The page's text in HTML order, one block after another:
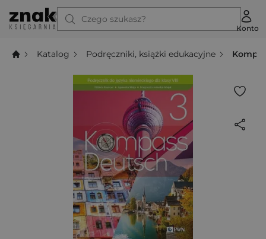
Czego szukasz?
Konto
Katalog Podręczniki, książki edukacyjne